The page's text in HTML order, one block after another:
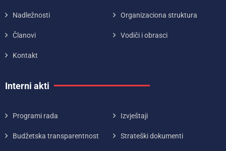
Nadležnosti Organizaciona struktura
Članovi Vodiči i obrasci
Kontakt
Interni akti
Programi rada Izvještaji
Budžetska transparentnost Strateški dokumenti